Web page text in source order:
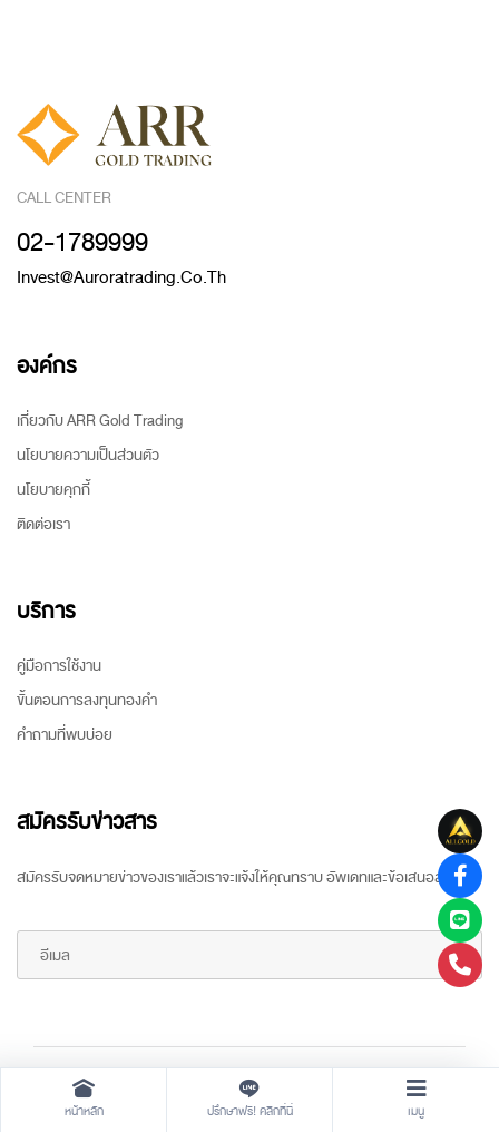
CALL CENTER
02-1789999
Invest@auroratrading.co.th
องค์กร
เกี่ยวกับ ARR Gold Trading
นโยบายความเป็นส่วนตัว
นโยบายคุกกี้
ติดต่อเรา
บริการ
คู่มือการใช้งาน
ขั้นตอนการลงทุนทองคำ
คำถามที่พบบ่อย
สมัครรับข่าวสาร
สมัครรับจดหมายข่าวของเราแล้วเราจะแจ้งให้คุณทราบ อัพเดทและข้อเสนอล่าสุด
Copyright © 2026 All rights reserved ARR Gold Trading
หน้าหลัก ปรึกษาฟรี! คลิกที่นี่ เมนู